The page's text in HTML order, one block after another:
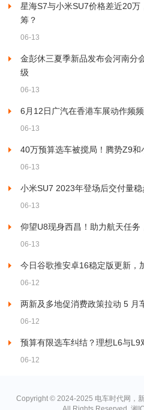
星海S7与小米SU7价格差近20
筹？
06-13
金彭休三夏季新品发布会河南分
级
06-13
6月12日广汽在香港车展动作频
06-13
40万预算选车被搅局！腾势Z9和
06-13
小米SU7 2023年登场后交付量
06-13
仰望U8现身西昌！助力航天任务
06-13
今日谷歌推安卓16稳定版更新，
06-12
两新及多地促消费政策拉动 5 月
06-12
预算有限选车纠结？理想L6与L9
06-12
Copyright © 2024-2025 电车时代网，